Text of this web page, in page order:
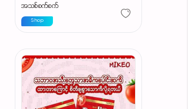
အသစ်စက်စက်
Shop